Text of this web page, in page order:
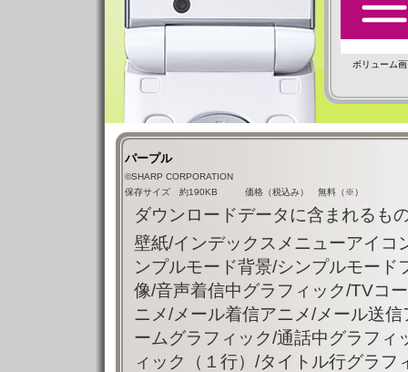
ボリューム
パープル
©SHARP CORPORATION
保存サイズ 約190KB 価格（税込み） 無料（※）
ダウンロードデータに含まれるも
壁紙/インデックスメニューアイコ
ンプルモード背景/シンプルモー
像/音声着信中グラフィック/TVコ
ニメ/メール着信アニメ/メール送
ームグラフィック/通話中グラフィ
ィック（１行）/タイトル行グラ